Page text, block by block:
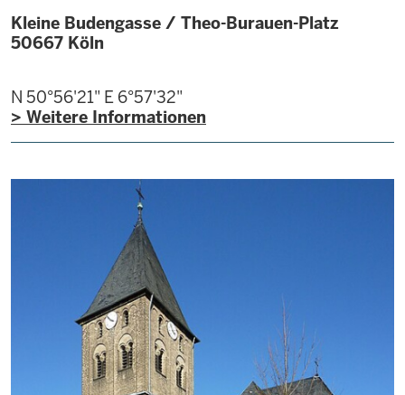
Kleine Budengasse / Theo-Burauen-Platz
50667 Köln
N 50°56'21" E 6°57'32"
> Weitere Informationen